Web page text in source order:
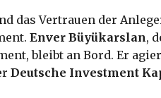
das Vertrauen der
Enver Büyükarslan,
bleibt an Bord. Er
Deutsche Investment